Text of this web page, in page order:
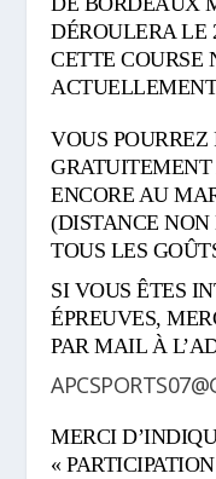
DÉROULERA LE
CETTE COURSE
VOUS POURREZ
ENCORE AU
(DISTANCE NON
TOUS LES
SI VOUS ÊTES
ÉPREUVES,
PAR MAIL À
MERCI
«